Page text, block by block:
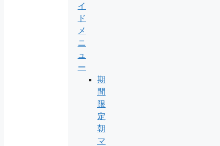
イ
ド
メ
ニ
ュ
ー
期
間
限
定
朝
マ